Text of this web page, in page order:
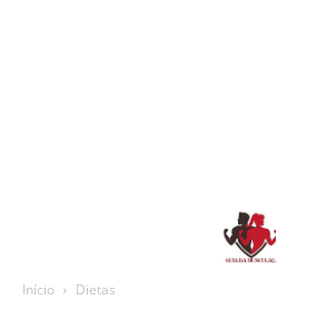
Início Dietas